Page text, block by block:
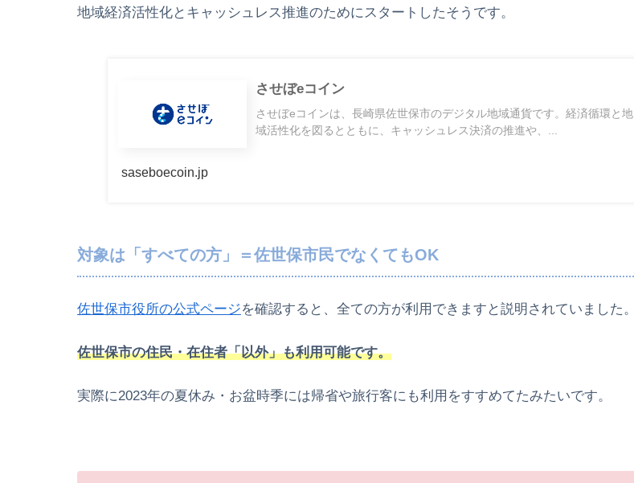
地域経済活性化とキャッシュレス推進のためにスタートしたそうです。
させぼeコイン
させぼeコインは、長崎県佐世保市のデジタル地域通貨です。経済循環と地
域活性化を図るとともに、キャッシュレス決済の推進や、...
saseboecoin.jp
対象は「すべての方」＝佐世保市民でなくてもOK
佐世保市役所の公式ページを確認すると、全ての方が利用できますと説明されていました。
佐世保市の住民・在住者「以外」も利用可能です。
実際に2023年の夏休み・お盆時季には帰省や旅行客にも利用をすすめてたみたいです。